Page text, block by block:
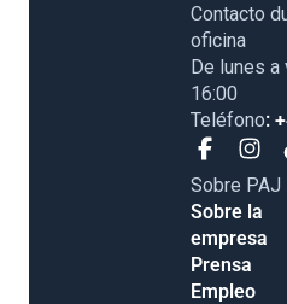
Contacto
oficina
De lunes a
16:00
Teléfono:
Sobre PAJ
Sobre la
empresa
Prensa
Empleo